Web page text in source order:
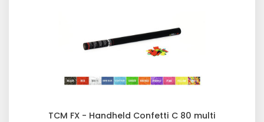
TCM FX - Handheld Confetti C 80 multi